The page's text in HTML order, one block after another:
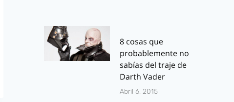
8 cosas que
probablemente no
sabías del traje de
Darth Vader
Abril 6, 2015